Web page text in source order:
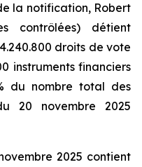
la notification, Robert
contrôlées) détient
droits de vote
instruments financiers
du nombre total des
20 novembre 2025
2025 contient